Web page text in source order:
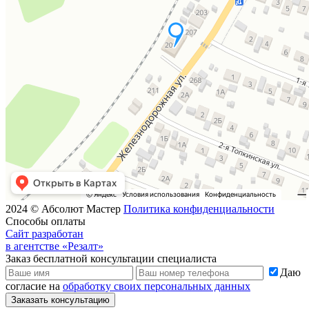
2024 © Абсолют Мастер Политика конфиденциальности
Способы оплаты
Сайт разработан
в агентстве «Резалт»
Заказ бесплатной консультации специалиста
Даю
согласие на обработку своих персональных данных
Заказать консультацию